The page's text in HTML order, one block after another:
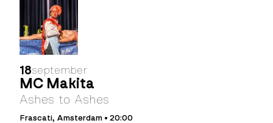
18september
MC Makita
Ashes to Ashes
Frascati, Amsterdam • 20:00